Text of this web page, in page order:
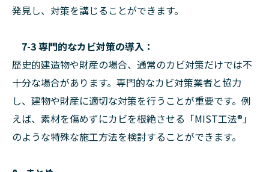
発見し、対策を講じることができます。
7-3 専門的なカビ対策の導入：
歴史的建造物や財産の場合、通常のカビ対策だけでは不
十分な場合があります。専門的なカビ対策業者と協力
し、建物や財産に適切な対策を行うことが重要です。例
えば、素材を傷めずにカビを根絶させる「MIST工法®︎」
のような特殊な施工方法を検討することができます。